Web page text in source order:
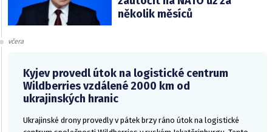
několik měsíců
včera
Kyjev provedl útok na logistické centrum
Wildberries vzdálené 2000 km od
ukrajinských hranic
Ukrajinské drony provedly v pátek brzy ráno útok na logistické